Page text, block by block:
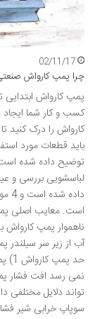
02/11/17
چرا پمپ کارواش
پمپ کارواش ابتدایی
کسب و کار شما
کارواش را درک کنید
باید قطعات مورد
توضیح داده شده
است. معایب اصلی
ناهموار پمپ
آب از زیر سر
حد
نمی رسد افت فشار
تواند دلایل مختلفی
سوپاپ خرابی شیر